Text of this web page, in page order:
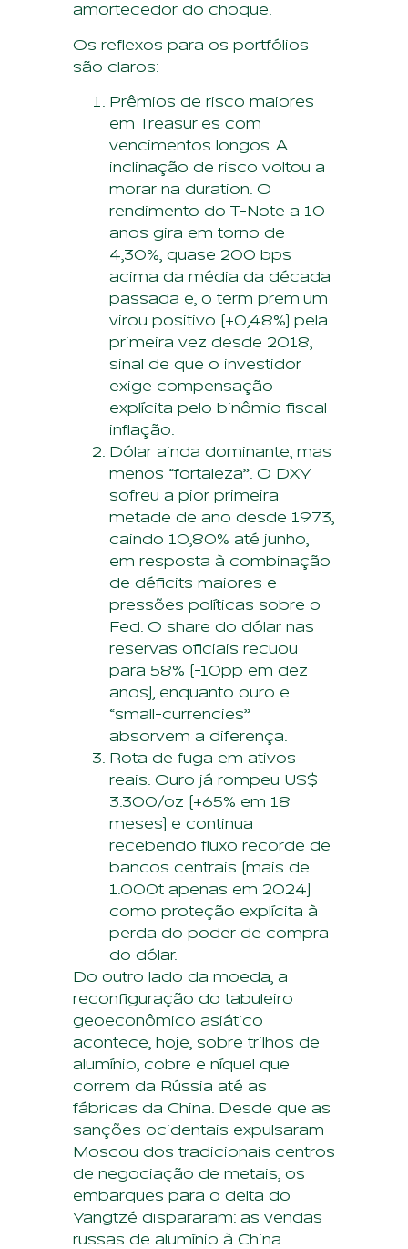
amortecedor do choque.
Os reflexos para os portfólios
são claros:
Prêmios de risco maiores
em Treasuries com
vencimentos longos. A
inclinação de risco voltou a
morar na duration. O
rendimento do T-Note a 10
anos gira em torno de
4,30%, quase 200 bps
acima da média da década
passada e, o term premium
virou positivo (+0,48%) pela
primeira vez desde 2018,
sinal de que o investidor
exige compensação
explícita pelo binômio fiscal-
inflação.
Dólar ainda dominante, mas
menos “fortaleza”. O DXY
sofreu a pior primeira
metade de ano desde 1973,
caindo 10,80% até junho,
em resposta à combinação
de déficits maiores e
pressões políticas sobre o
Fed. O share do dólar nas
reservas oficiais recuou
para 58% (-10pp em dez
anos), enquanto ouro e
“small-currencies”
absorvem a diferença.
Rota de fuga em ativos
reais. Ouro já rompeu US$
3.300/oz (+65% em 18
meses) e continua
recebendo fluxo recorde de
bancos centrais (mais de
1.000t apenas em 2024)
como proteção explícita à
perda do poder de compra
do dólar.
Do outro lado da moeda, a
reconfiguração do tabuleiro
geoeconômico asiático
acontece, hoje, sobre trilhos de
alumínio, cobre e níquel que
correm da Rússia até as
fábricas da China. Desde que as
sanções ocidentais expulsaram
Moscou dos tradicionais centros
de negociação de metais, os
embarques para o delta do
Yangtzé dispararam: as vendas
russas de alumínio à China